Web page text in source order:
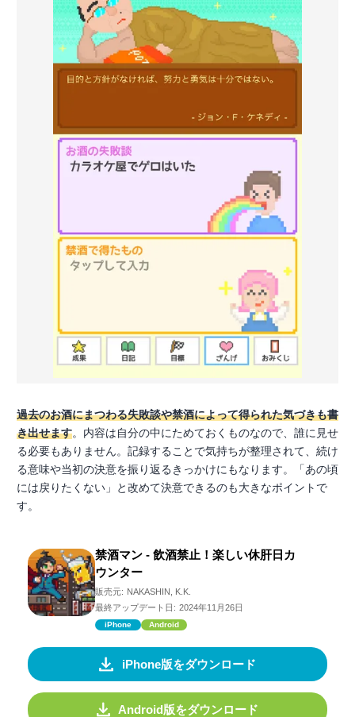
過去のお酒にまつわる失敗談や禁酒によって得られた気づきも書
き出せます。内容は自分の中にためておくものなので、誰に見せ
る必要もありません。記録することで気持ちが整理されて、続け
る意味や当初の決意を振り返るきっかけにもなります。「あの頃
には戻りたくない」と改めて決意できるのも大きなポイントで
す。
禁酒マン - 飲酒禁止！楽しい休肝日カ
ウンター
販売元: NAKASHIN, K.K.
最終アップデート日: 2024年11月26日
iPhone Android
iPhone版をダウンロード
Android版をダウンロード